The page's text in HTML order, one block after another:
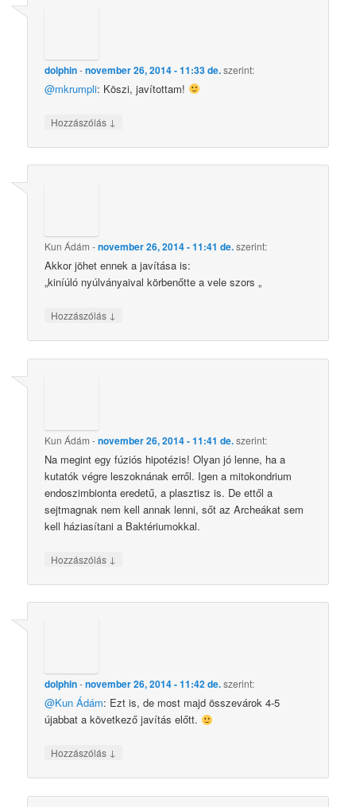
dolphin-november 26, 2014 - 11:33 de.szerint:
@mkrumpli: Köszi, javítottam!
Hozzászólás ↓
Kun Ádám -november 26, 2014 - 11:41 de.szerint:
Akkor jöhet ennek a javítása is:
„kiníúló nyúlványaival körbenőtte a vele szors „
Hozzászólás ↓
Kun Ádám -november 26, 2014 - 11:41 de.szerint:
Na megint egy fúziós hipotézis! Olyan jó lenne, ha a
kutatók végre leszoknának erről. Igen a mitokondrium
endoszimbionta eredetű, a plasztisz is. De ettől a
sejtmagnak nem kell annak lenni, sőt az Archeákat sem
kell háziasítani a Baktériumokkal.
Hozzászólás ↓
dolphin-november 26, 2014 - 11:42 de.szerint:
@Kun Ádám: Ezt is, de most majd összevárok 4-5
újabbat a következő javítás előtt.
Hozzászólás ↓